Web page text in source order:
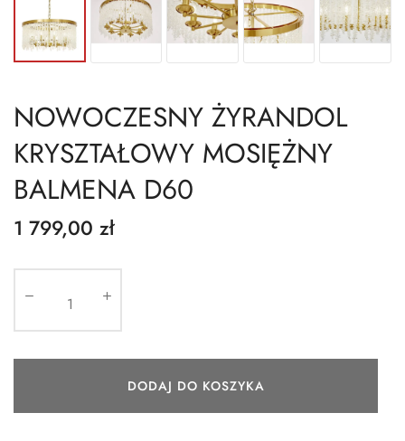
NOWOCZESNY ŻYRANDOL
KRYSZTAŁOWY MOSIĘŻNY
BALMENA D60
1 799,00 zł
DODAJ DO KOSZYKA